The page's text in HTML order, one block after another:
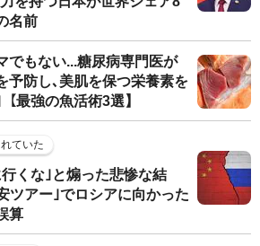
名前
でもない...糖尿病専門医が
予防し､美肌を保つ栄養素を
最強の魚活術3選】
ていた
くな｣と煽った悲惨な結
ツアー｣でロシアに向かった
算